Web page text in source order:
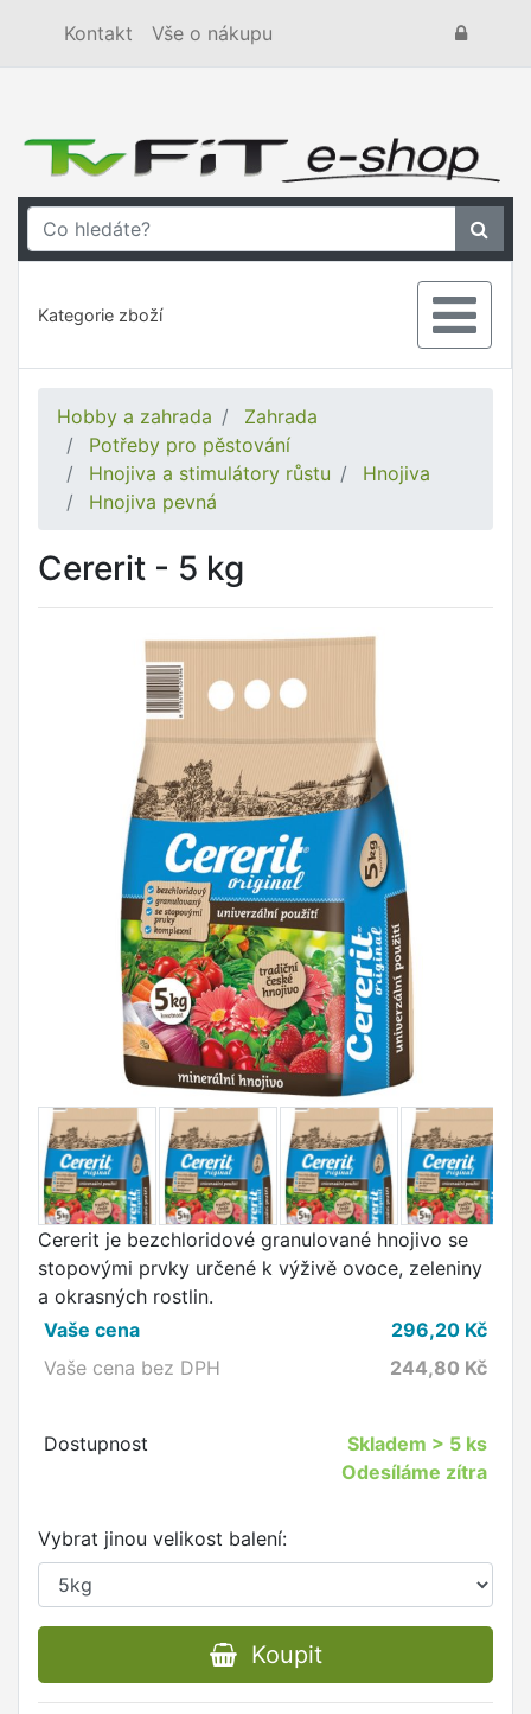
Kontakt Vše o nákupu
Kategorie zboží
Hobby a zahrada
Zahrada
Potřeby pro pěstování
Hnojiva a stimulátory růstu
Hnojiva
Hnojiva pevná
Cererit - 5 kg
Cererit je bezchloridové granulované hnojivo se
stopovými prvky určené k výživě ovoce, zeleniny
a okrasných rostlin.
Vaše cena
296,20 Kč
Vaše cena bez DPH
244,80 Kč
Dostupnost Skladem > 5 ks
Odesíláme zítra
Vybrat jinou velikost balení:
Koupit